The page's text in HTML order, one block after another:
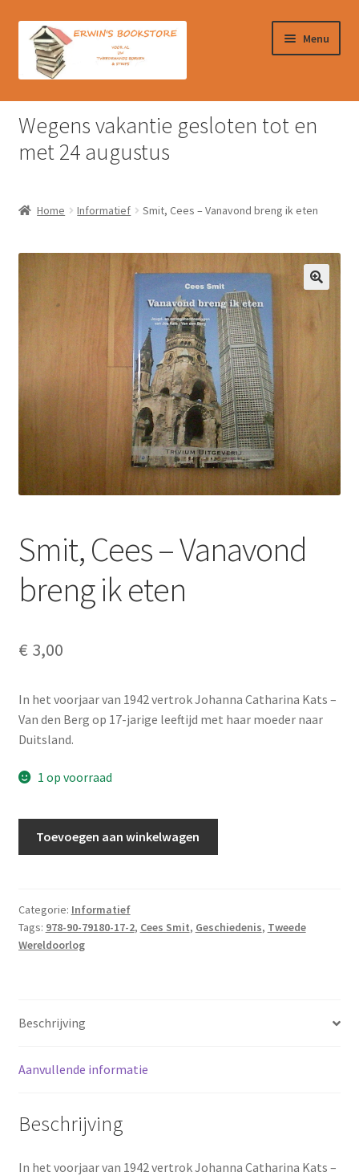
door
naar
naar
Menu
Home
Afrekenen
Verzendkosten & Ophalen boeken
Winkelmand
Wegens vakantie gesloten tot en
met 24 augustus
Home Informatief Smit, Cees – Vanavond breng ik eten
Smit, Cees – Vanavond
breng ik eten
€ 3,00
In het voorjaar van 1942 vertrok Johanna Catharina Kats –
Van den Berg op 17-jarige leeftijd met haar moeder naar
Duitsland.
1 op voorraad
breng
ik
eten
Toevoegen aan winkelwagen
Categorie: Informatief
Tags: 978-90-79180-17-2, Cees Smit, Geschiedenis, Tweede
Wereldoorlog
Beschrijving
Aanvullende informatie
Beschrijving
In het voorjaar van 1942 vertrok Johanna Catharina Kats –